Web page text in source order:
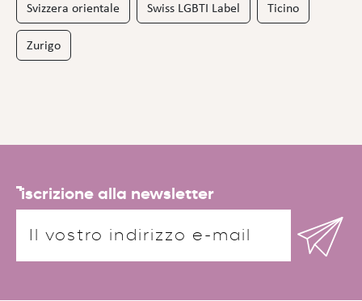
Svizzera orientale Swiss LGBTI Label Ticino
Zurigo
iscrizione alla newsletter